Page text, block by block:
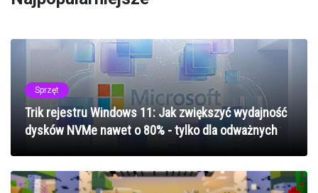
Sprzęt
Trik rejestru Windows 11: Jak zwiększyć wydajność
dysków NVMe nawet o 80% - tylko dla odważnych